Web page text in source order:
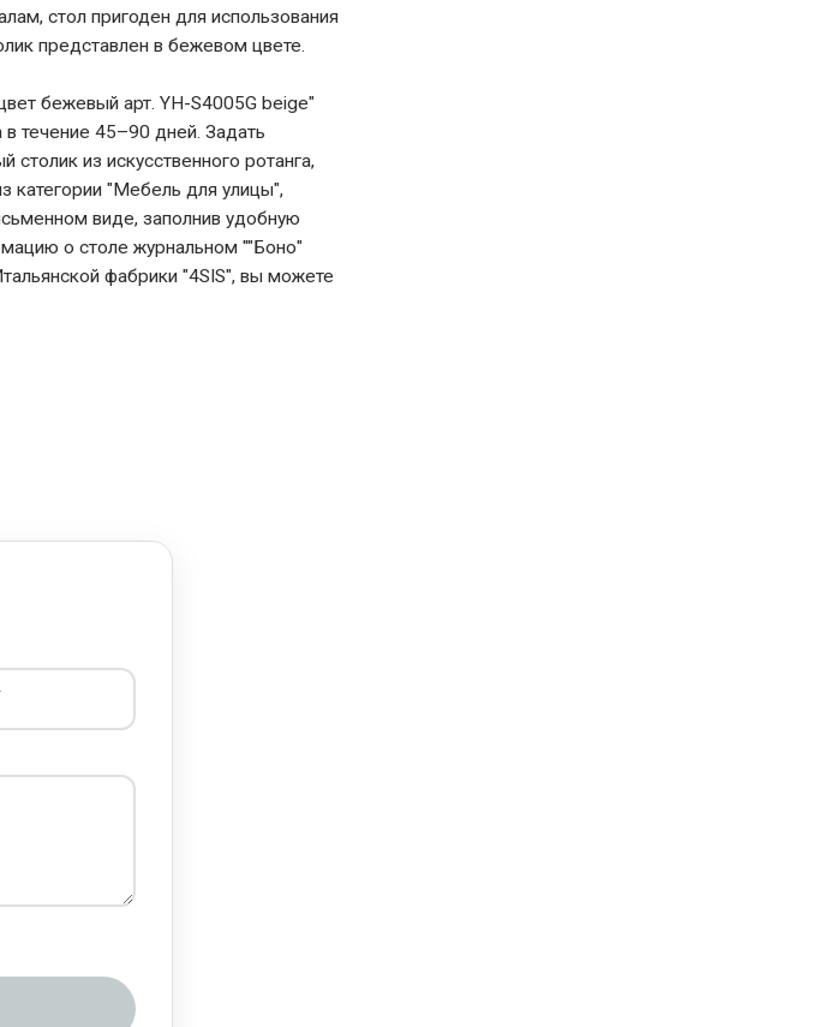
стол пригоден для использования
представлен в бежевом цвете.
бежевый арт. YH-S4005G beige"
в течение 45–90 дней. Задать
из искусственного ротанга,
категории "Мебель для улицы",
виде, заполнив удобную
о столе журнальном ""Боно"
фабрики "4SIS", вы можете